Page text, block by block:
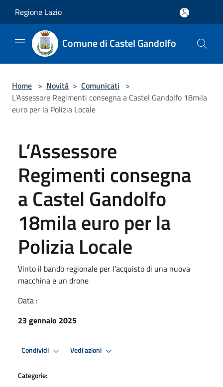
Regione Lazio
Comune di Castel Gandolfo
Home > Novità > Comunicati >
L’Assessore Regimenti consegna a Castel Gandolfo 18mila
euro per la Polizia Locale
L’Assessore
Regimenti consegna
a Castel Gandolfo
18mila euro per la
Polizia Locale
Vinto il bando regionale per l'acquisto di una nuova
macchina e un drone
Data :
23 gennaio 2025
Condividi Vedi azioni
Categorie: